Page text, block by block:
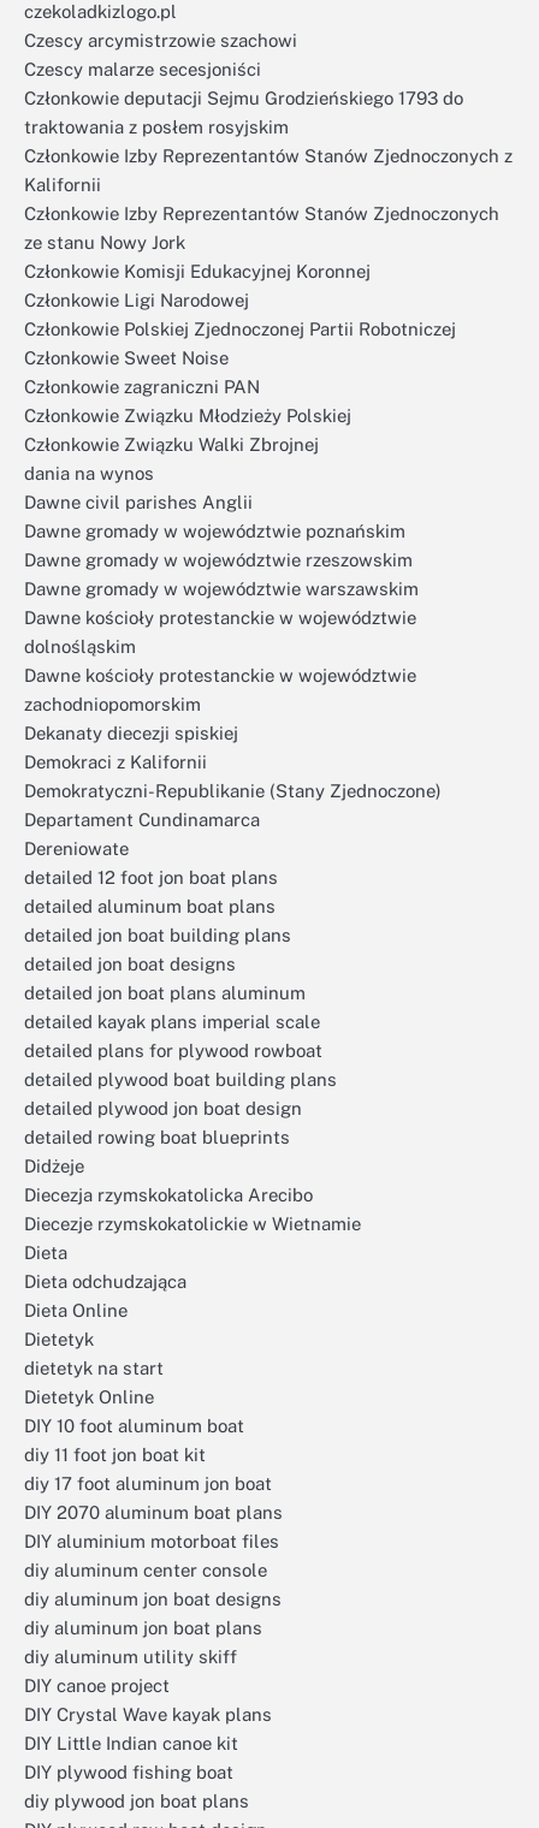
czekoladkizlogo.pl
Czescy arcymistrzowie szachowi
Czescy malarze secesjoniści
Członkowie deputacji Sejmu Grodzieńskiego 1793 do
traktowania z posłem rosyjskim
Członkowie Izby Reprezentantów Stanów Zjednoczonych z
Kalifornii
Członkowie Izby Reprezentantów Stanów Zjednoczonych
ze stanu Nowy Jork
Członkowie Komisji Edukacyjnej Koronnej
Członkowie Ligi Narodowej
Członkowie Polskiej Zjednoczonej Partii Robotniczej
Członkowie Sweet Noise
Członkowie zagraniczni PAN
Członkowie Związku Młodzieży Polskiej
Członkowie Związku Walki Zbrojnej
dania na wynos
Dawne civil parishes Anglii
Dawne gromady w województwie poznańskim
Dawne gromady w województwie rzeszowskim
Dawne gromady w województwie warszawskim
Dawne kościoły protestanckie w województwie
dolnośląskim
Dawne kościoły protestanckie w województwie
zachodniopomorskim
Dekanaty diecezji spiskiej
Demokraci z Kalifornii
Demokratyczni-Republikanie (Stany Zjednoczone)
Departament Cundinamarca
Dereniowate
detailed 12 foot jon boat plans
detailed aluminum boat plans
detailed jon boat building plans
detailed jon boat designs
detailed jon boat plans aluminum
detailed kayak plans imperial scale
detailed plans for plywood rowboat
detailed plywood boat building plans
detailed plywood jon boat design
detailed rowing boat blueprints
Didżeje
Diecezja rzymskokatolicka Arecibo
Diecezje rzymskokatolickie w Wietnamie
Dieta
Dieta odchudzająca
Dieta Online
Dietetyk
dietetyk na start
Dietetyk Online
DIY 10 foot aluminum boat
diy 11 foot jon boat kit
diy 17 foot aluminum jon boat
DIY 2070 aluminum boat plans
DIY aluminium motorboat files
diy aluminum center console
diy aluminum jon boat designs
diy aluminum jon boat plans
diy aluminum utility skiff
DIY canoe project
DIY Crystal Wave kayak plans
DIY Little Indian canoe kit
DIY plywood fishing boat
diy plywood jon boat plans